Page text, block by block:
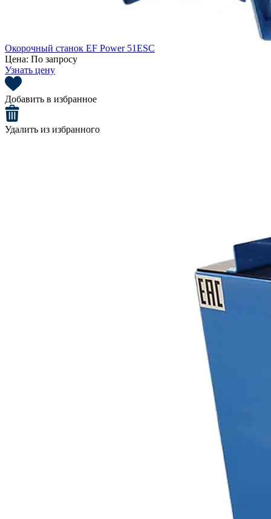
Окорочный станок EF Power 51ESC
Цена: По запросу
Узнать цену
Добавить в избранное
Удалить из избранного